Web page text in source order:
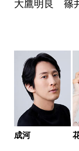
大鷹明良 篠
成河